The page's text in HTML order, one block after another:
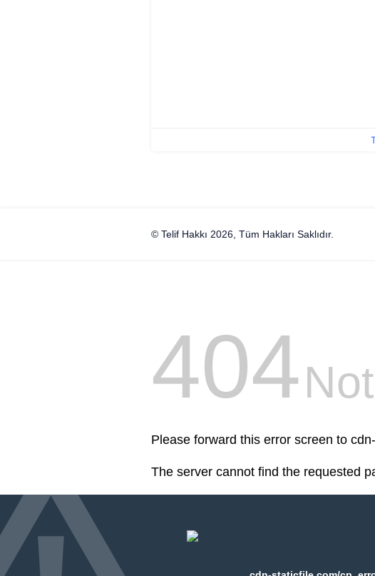
© Telif Hakkı 2026, Tüm Hakları Saklıdır.
404
Please forward this error screen to
The server cannot find the requested